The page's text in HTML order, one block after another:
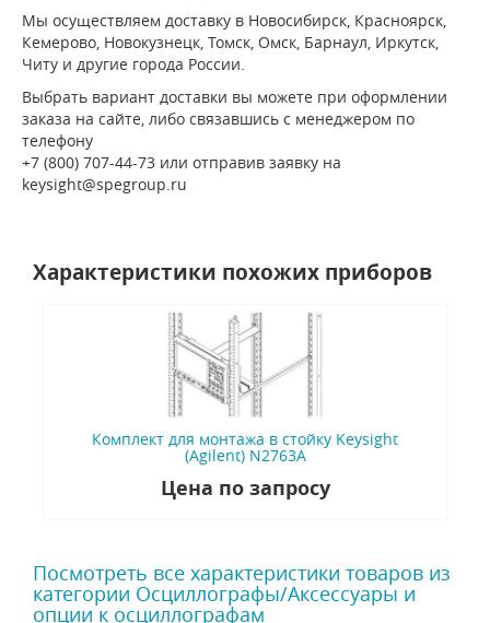
Мы осуществляем доставку в Новосибирск, Красноярск,
Кемерово, Новокузнецк, Томск, Омск, Барнаул, Иркутск,
Читу и другие города России.
Выбрать вариант доставки вы можете при оформлении
заказа на сайте, либо связавшись с менеджером по
телефону
+7 (800) 707-44-73 или отправив заявку на
keysight@spegroup.ru
Характеристики похожих приборов
Комплект для монтажа в стойку Keysight
(Agilent) N2763A
Цена по запросу
Посмотреть все характеристики товаров из
категории Осциллографы/Аксессуары и
опции к осциллографам